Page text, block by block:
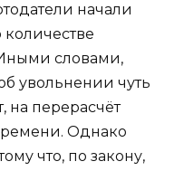
начали
словами,
увольнении чуть
на перерасчёт
Однако
что, по закону,